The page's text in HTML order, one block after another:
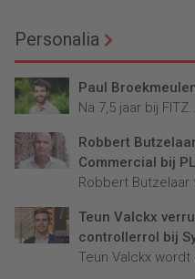
Personalia
Paul
Na 7,5 jaar bij
Robbert
Commercial bij
Robbert Butzelaar
Teun Valckx
controllerrol bij
Teun Valckx